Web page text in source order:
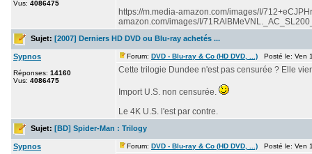
Vus: 4086475
https://m.media-amazon.com/images/I/
amazon.com/images/I/
Sujet: [2007] Derniers HD DVD ou Blu-ray achetés ...
Sypnos
Réponses: 14160
Vus: 4086475
Forum: DVD - Blu-ray & Co (HD DVD, ...) Posté le: Ven
Cette trilogie Dundee n'est pas censurée ? Elle
Import U.S. non censurée.
Le 4K U.S. l'est par contre.
Sujet: [BD] Spider-Man : Trilogy
Sypnos Forum: DVD - Blu-ray & Co (HD DVD, ...) Posté le: Ven